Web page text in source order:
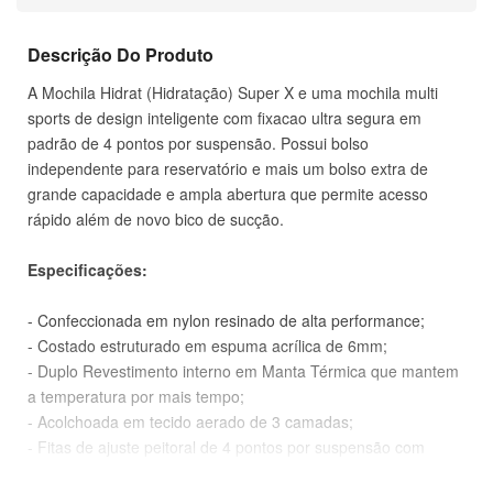
Descrição Do Produto
A Mochila Hidrat (Hidratação) Super X e uma mochila multi
sports de design inteligente com fixacao ultra segura em
padrão de 4 pontos por suspensão. Possui bolso
independente para reservatório e mais um bolso extra de
grande capacidade e ampla abertura que permite acesso
rápido além de novo bico de sucção.
Especificações:
- Confeccionada em nylon resinado de alta performance;
- Costado estruturado em espuma acrílica de 6mm;
- Duplo Revestimento interno em Manta Térmica que mantem
a temperatura por mais tempo;
- Acolchoada em tecido aerado de 3 camadas;
- Fitas de ajuste peitoral de 4 pontos por suspensão com